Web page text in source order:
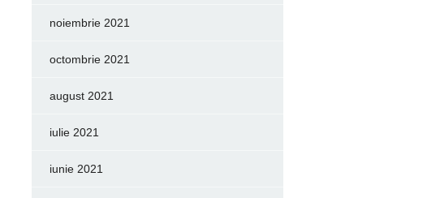
noiembrie 2021
octombrie 2021
august 2021
iulie 2021
iunie 2021